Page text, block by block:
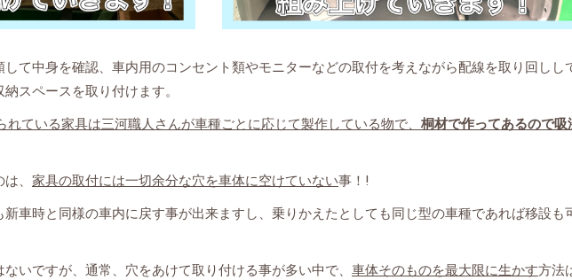
て中身を確認、車内用のコンセント類やモニターなどの取付を考えながら配線を取り回しし
スペースを取り付けます。
れている家具は三河職人さんが車種ごとに応じて製作している物で、 桐材で作ってあるので吸
、 家具の取付には一切余分な穴を車体に空けていない事！!
車時と同様の車内に戻す事が出来ますし、乗りかえたとしても同じ型の車種であれば移設も
いですが、通常、穴をあけて取り付ける事が多い中で、 車体そのものを最大限に生かす方法